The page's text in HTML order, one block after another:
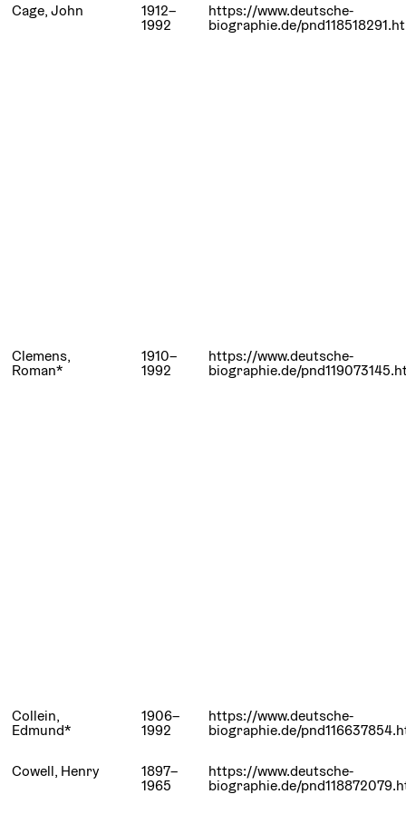
Cage, John 1912–
1992
https://www.deutsche-
biographie.de/
Clemens,
Roman*
1910–
1992
https://www.deutsche-
biographie.de/
Collein,
Edmund*
1906–
1992
https://www.deutsche-
biographie.de/
Cowell, Henry 1897–
1965
https://www.deutsche-
biographie.de/